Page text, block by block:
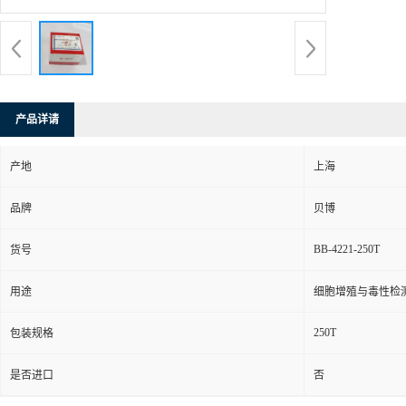
产品详请
产地 上海
品牌 贝博
货号 BB-4221-250T
用途 细胞增殖与毒性检
包装规格 250T
是否进口 否